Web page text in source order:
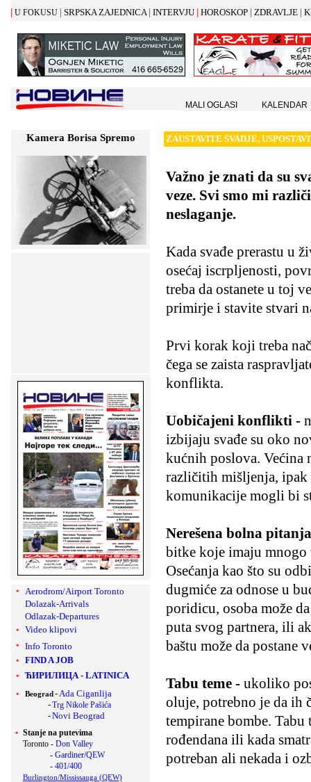
| U FOKUSU | SRPSKA ZAJEDNICA | INTERVJU | HOROSKOP | ZDRAVLJE |
Kamera Borisa Spremo
Aerodrom/Airport Toronto
Dolazak-Arrivals
Odlazak-Departures
Video klipovi
Info Toronto
FIND A JOB
ЋИРИЛИЦА - LATINICA
Beograd -Ada Ciganlija
-Trg Nikole Pašića
-Novi Beograd
Stanje na putevima
Toronto - Don Valley
- Gardiner/QEW
- 401/400
Burlington/Mississauga (QEW)
ZAUSTAVITE SVADJE,
Važno je znati da su
veze. Svi smo mi
neslaganje.
Kada svađe prerastu u
osećaj iscrpljenosti,
treba da ostanete u toj
primirje i stavite stvari
Prvi korak koji treba
čega se zaista
konflikta.
Uobičajeni konflikti -
izbijaju svađe su oko
kućnih poslova. Većina
različitih mišljenja, ipak
komunikacije mogli bi
Nerešena bolna
bitke koje imaju mnogo
Osećanja kao što su
dugmiće za odnose u
poridicu, osoba može
puta svog partnera, ili
baštu može da postane
Tabu teme - ukoliko
oluje, potrebno je da ih
tempirane bombe. Tabu
rođendana ili kada
potreban ali nekada i
MALI OGLASI KALENDAR